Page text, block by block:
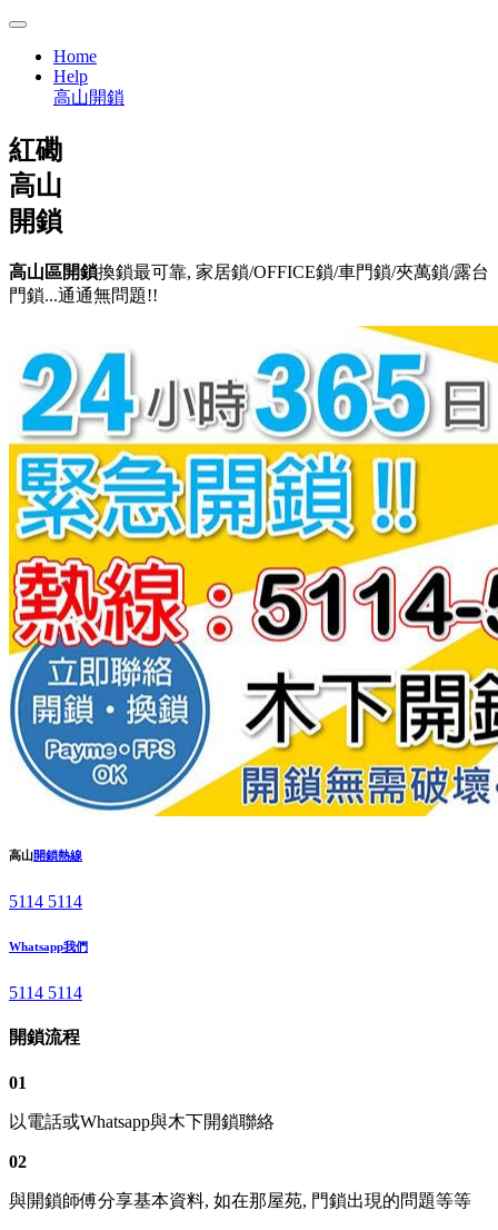
Home
Help
高山開鎖
紅磡
高山
開鎖
高山區開鎖換鎖最可靠, 家居鎖/OFFICE鎖/車門鎖/夾萬鎖/露台
門鎖...通通無問題!!
高山開鎖熱線
5114 5114
Whatsapp我們
5114 5114
開鎖流程
01
以電話或Whatsapp與木下開鎖聯絡
02
與開鎖師傅分享基本資料, 如在那屋苑, 門鎖出現的問題等等